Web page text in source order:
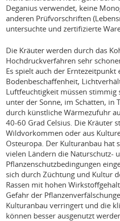
Deganius verwendet, keine
anderen Prüfvorschriften
untersuchte und zertifizierte
Die Kräuter werden durch das
Hochdruckverfahren sehr
Es spielt auch der Erntezeitpunkt
Bodenbeschaffenheit,
Luftfeuchtigkeit müssen stimmig
unter der Sonne, im Schatten, in
durch künstliche Wärmezufuhr
40-60 Grad Celsius. Die Kräuter
Wildvorkommen oder aus
Osteuropa. Der Kulturanbau hat
vielen Ländern die Naturschutz-
Pflanzenschutzbedingungen
sich durch Züchtung und Kultur
Rassen mit hohen
Gefahr der
Kulturanbau verringert und die
können besser ausgenutzt